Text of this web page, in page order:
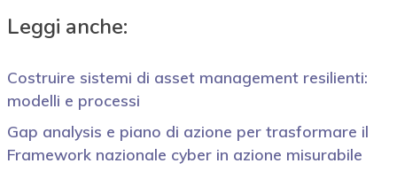
Leggi anche:
Costruire sistemi di asset management resilienti:
modelli e processi
Gap analysis e piano di azione per trasformare il
Framework nazionale cyber in azione misurabile